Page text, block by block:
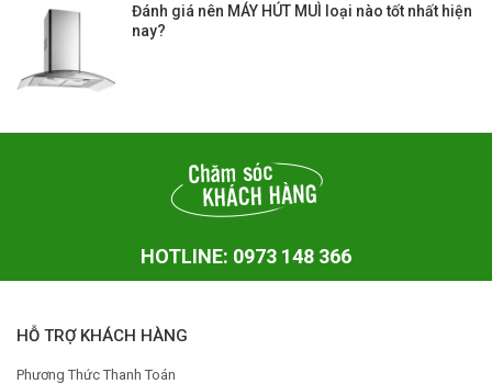
Đánh giá nên MÁY HÚT MUÌ loại nào tốt nhất hiện
nay?
HOTLINE: 0973 148 366
HỖ TRỢ KHÁCH HÀNG
Phương Thức Thanh Toán